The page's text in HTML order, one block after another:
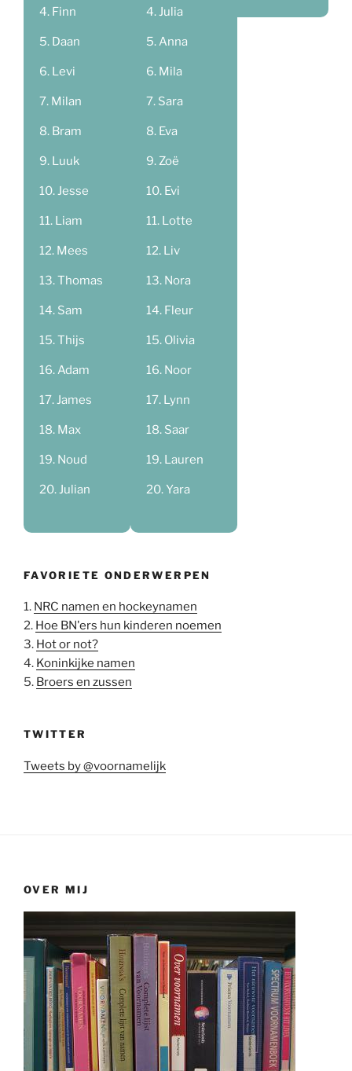
Finn
Daan
Levi
Milan
Bram
Luuk
Jesse
Liam
Mees
Thomas
Sam
Thijs
Adam
James
Max
Noud
Julian
Julia
Anna
Mila
Sara
Eva
Zoë
Evi
Lotte
Liv
Nora
Fleur
Olivia
Noor
Lynn
Saar
Lauren
Yara
FAVORIETE ONDERWERPEN
1. NRC namen en hockeynamen
2. Hoe BN'ers hun kinderen noemen
3. Hot or not?
4. Koninkijke namen
5. Broers en zussen
TWITTER
Tweets by @voornamelijk
OVER MIJ